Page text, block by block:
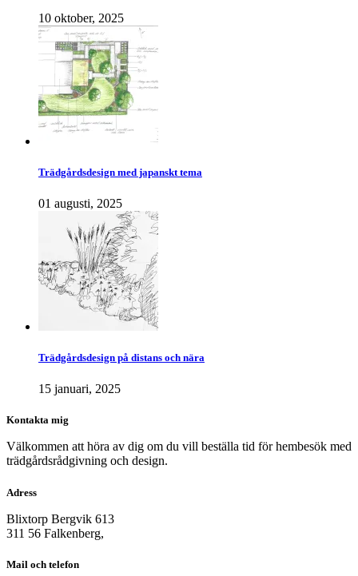
10 oktober, 2025
Trädgårdsdesign med japanskt tema
01 augusti, 2025
Trädgårdsdesign på distans och nära
15 januari, 2025
Kontakta mig
Välkommen att höra av dig om du vill beställa tid för hembesök med
trädgårdsrådgivning och design.
Adress
Blixtorp Bergvik 613
311 56 Falkenberg,
Mail och telefon